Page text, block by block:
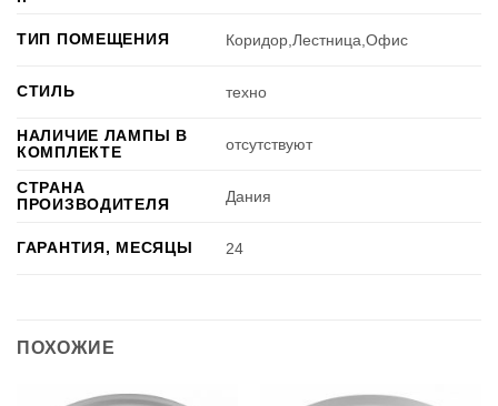
ТИП ПОМЕЩЕНИЯ Коридор,Лестница,Офис
СТИЛЬ техно
НАЛИЧИЕ ЛАМПЫ В
КОМПЛЕКТЕ
отсутствуют
СТРАНА
ПРОИЗВОДИТЕЛЯ
Дания
ГАРАНТИЯ, МЕСЯЦЫ 24
ПОХОЖИЕ